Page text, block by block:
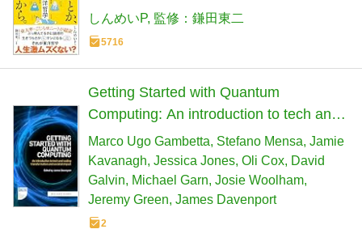
しんめいP 監修：鎌田東二
5716
Getting Started with Quantum
Computing: An introduction to tech and
coding transformation, and societal
impact (BCS User Guides)
Marco Ugo Gambetta Stefano Mensa Jamie
Kavanagh Jessica Jones Oli Cox David
Galvin
Michael Garn Josie Woolham
Jeremy Green James Davenport
2